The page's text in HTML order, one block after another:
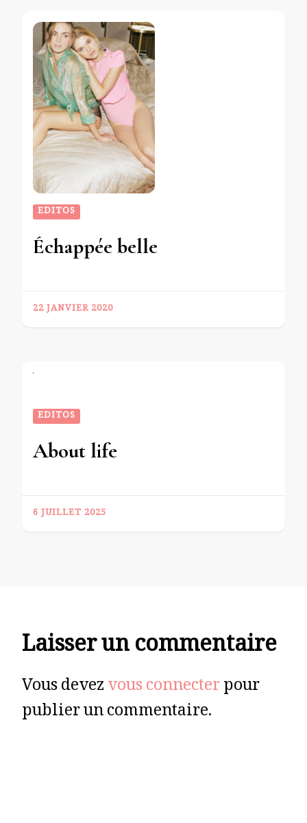
EDITOS
Échappée belle
22 JANVIER 2020
EDITOS
About life
6 JUILLET 2025
Laisser un commentaire
Vous devezvous connecterpour
publier un commentaire.